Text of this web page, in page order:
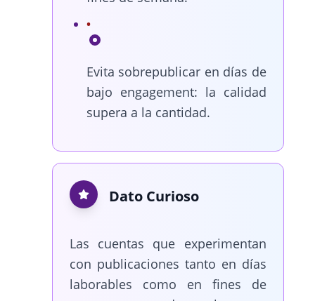
Evita sobrepublicar en días de
bajo engagement: la calidad
supera a la cantidad.
Dato Curioso
Las cuentas que experimentan
con publicaciones tanto en días
laborables como en fines de